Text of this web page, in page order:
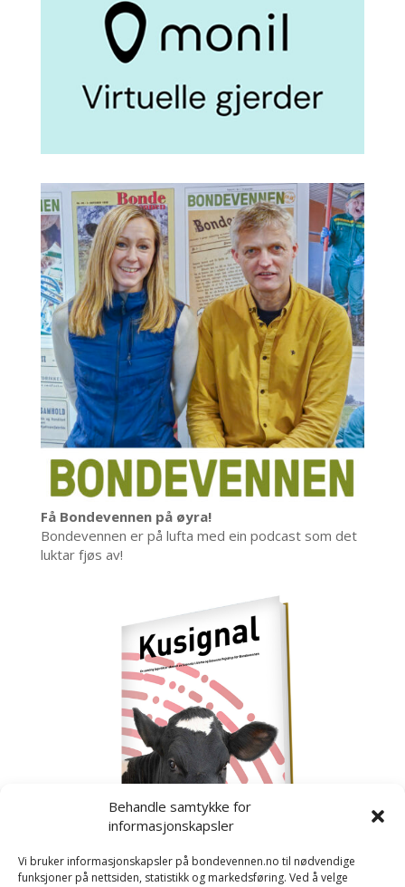
Behandle samtykke for
informasjonskapsler
Vi bruker informasjonskapsler på bondevennen.no til nødvendige
funksjoner på nettsiden, statistikk og markedsføring. Ved å velge
Få Bondevennen på øyra!
Bondevennen er på lufta med ein podcast som det
luktar fjøs av!